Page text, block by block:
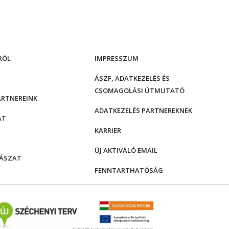
IMPRESSZUM
ÁSZF, ADATKEZELÉS ÉS
CSOMAGOLÁSI ÚTMUTATÓ
ADATKEZELÉS PARTNEREKNEK
KARRIER
ÚJ AKTIVÁLÓ EMAIL
FENNTARTHATÓSÁG